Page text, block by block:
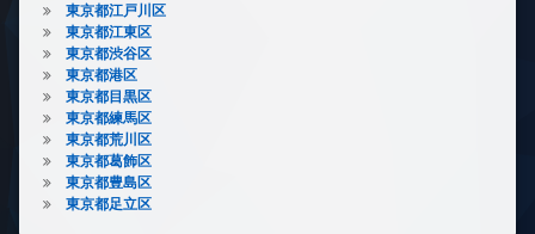
東京都江戸川区
東京都江東区
東京都渋谷区
東京都港区
東京都目黒区
東京都練馬区
東京都荒川区
東京都葛飾区
東京都豊島区
東京都足立区